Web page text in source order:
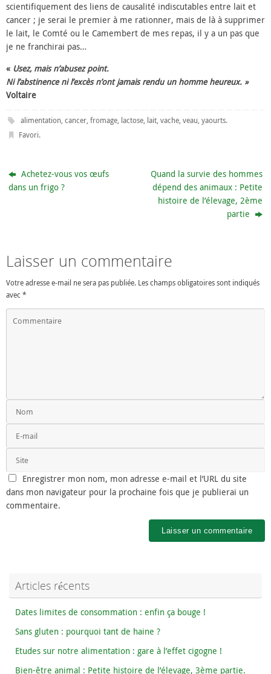
scientifiquement des liens de causalité indiscutables entre lait et
cancer ; je serai le premier à me rationner, mais de là à supprimer
le lait, le Comté ou le Camembert de mes repas, il y a un pas que
je ne franchirai pas…
« Usez, mais n’abusez point.
Ni l’abstinence ni l’excès n’ont jamais rendu un homme heureux. »
Voltaire
alimentation, cancer, fromage, lactose, lait, vache, veau, yaourts.
Favori.
Achetez-vous vos œufs
dans un frigo ?
Quand la survie des hommes
dépend des animaux : Petite
histoire de l’élevage, 2ème
partie
Laisser un commentaire
Votre adresse e-mail ne sera pas publiée. Les champs obligatoires sont indiqués
avec *
Enregistrer mon nom, mon adresse e-mail et l’URL du site
dans mon navigateur pour la prochaine fois que je publierai un
commentaire.
Articles récents
Dates limites de consommation : enfin ça bouge !
Sans gluten : pourquoi tant de haine ?
Etudes sur notre alimentation : gare à l’effet cigogne !
Bien-être animal : Petite histoire de l’élevage, 3ème partie.